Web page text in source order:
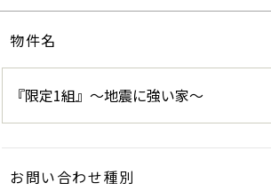
物件名
お問い合わせ種別